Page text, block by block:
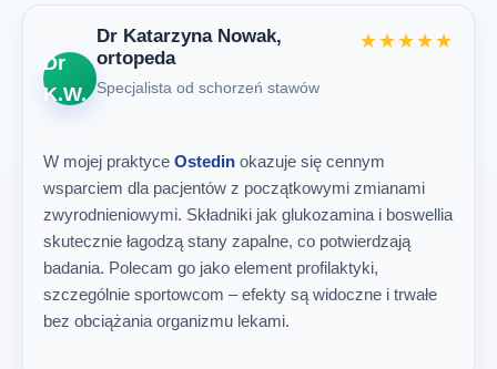
Dr
K.W.
Dr Katarzyna Nowak,
ortopeda
Specjalista od schorzeń stawów
★★★★★
W mojej praktyce Ostedin okazuje się cennym
wsparciem dla pacjentów z początkowymi zmianami
zwyrodnieniowymi. Składniki jak glukozamina i boswellia
skutecznie łagodzą stany zapalne, co potwierdzają
badania. Polecam go jako element profilaktyki,
szczególnie sportowcom – efekty są widoczne i trwałe
bez obciążania organizmu lekami.